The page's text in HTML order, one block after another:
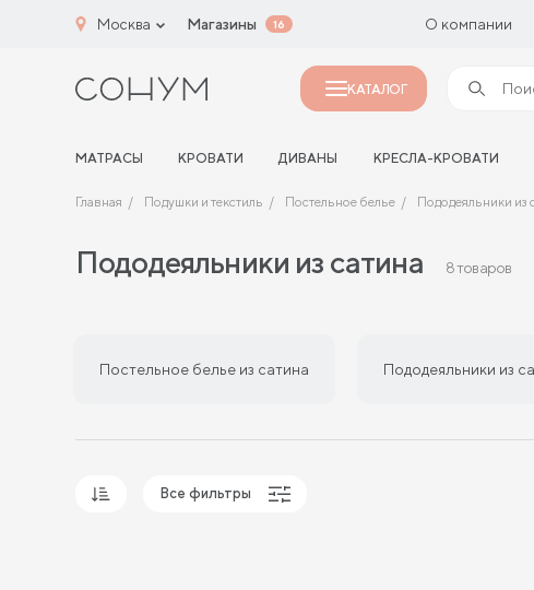
Москва Магазины 16 О компании
КАТАЛОГ
МАТРАСЫ КРОВАТИ ДИВАНЫ КРЕСЛА-КРОВАТИ
Главная Подушки и текстиль Постельное белье Пододеяльники из
Пододеяльники из сатина 8 товаров
Постельное белье из сатина Пододеяльники из
Все фильтры